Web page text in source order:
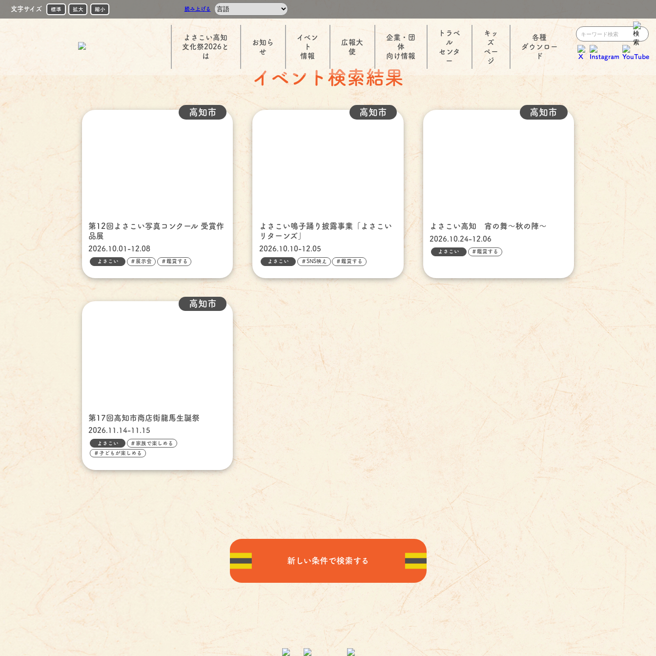
文字サイズ 標準 拡大 縮小 読み上げる
よさこい高知
文化祭2026と
は
お知ら
せ
イベン
ト
情報
広報大
使
企業・団
体
向け情報
トラベ
ル
センタ
ー
キッ
ズ
ペー
ジ
各種
ダウンロー
ド
イベント検索結果
第12回よさこい写真コンクール 受賞作
品展
高知市
2026.10.01-12.08
よさこい ＃展示会 ＃鑑賞する
よさこい鳴子踊り披露事業「よさこい
リターンズ」
高知市
2026.10.10-12.05
よさこい ＃SNS映え ＃鑑賞する
よさこい高知 宵の舞～秋の陣～
高知市
2026.10.24-12.06
よさこい ＃鑑賞する
第17回高知市商店街龍馬生誕祭
高知市
2026.11.14-11.15
よさこい ＃家族で楽しめる
＃子どもが楽しめる
新しい条件で検索する